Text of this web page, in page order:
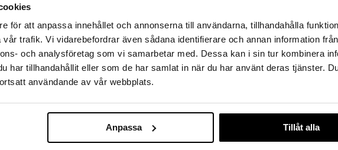
för att anpassa innehållet och annonserna till användarna, tillhandahålla
trafik. Vi vidarebefordrar även sådana identifierare och annan information
och analysföretag som vi samarbetar med. Dessa kan i sin tur kombinera
har tillhandahållit eller som de har samlat in när du har använt deras tjänster.
användande av vår webbplats.
Anpassa Tillåt alla
aften).
mg, Vitamin B6 2 mg.
kapslar (*DRI%)
644 mg**
linfrö) 216 mg**
Alpha Plus Menopause
ALPHA PLUS
229
Elexir
279